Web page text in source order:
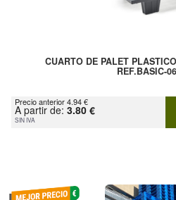
CUARTO DE PALET
REF.BASIC-
Precio anterior 4.94 €
A partir de: 3.80 €
SIN IVA